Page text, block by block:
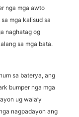
nga mga awto
mga kalisud sa
naghatag og
sa mga bata.
sa baterya, ang
bumper nga mga
ug wala’y
nagpadayon ang